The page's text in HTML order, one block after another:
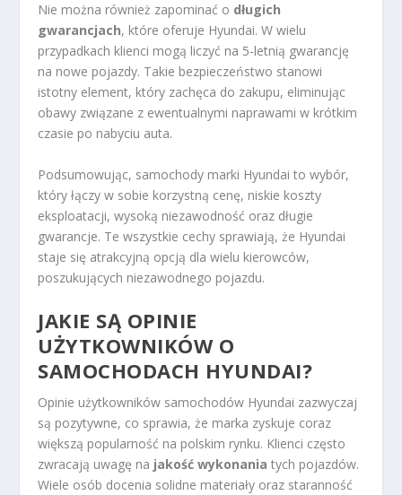
Nie można również zapominać o długich
gwarancjach, które oferuje Hyundai. W wielu
przypadkach klienci mogą liczyć na 5-letnią gwarancję
na nowe pojazdy. Takie bezpieczeństwo stanowi
istotny element, który zachęca do zakupu, eliminując
obawy związane z ewentualnymi naprawami w krótkim
czasie po nabyciu auta.
Podsumowując, samochody marki Hyundai to wybór,
który łączy w sobie korzystną cenę, niskie koszty
eksploatacji, wysoką niezawodność oraz długie
gwarancje. Te wszystkie cechy sprawiają, że Hyundai
staje się atrakcyjną opcją dla wielu kierowców,
poszukujących niezawodnego pojazdu.
JAKIE SĄ OPINIE
UŻYTKOWNIKÓW O
SAMOCHODACH HYUNDAI?
Opinie użytkowników samochodów Hyundai zazwyczaj
są pozytywne, co sprawia, że marka zyskuje coraz
większą popularność na polskim rynku. Klienci często
zwracają uwagę na jakość wykonania tych pojazdów.
Wiele osób docenia solidne materiały oraz staranność